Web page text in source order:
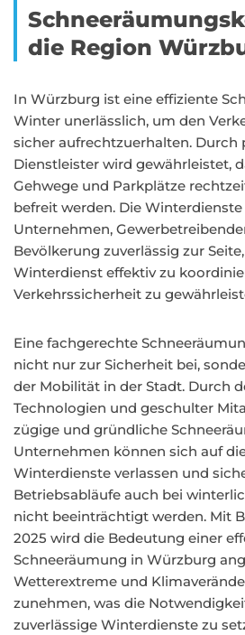
die Region
In Würzburg ist eine effiziente
Winter unerlässlich, um den
sicher aufrechtzuerhalten. Durch
Dienstleister wird gewährleistet,
Gehwege und Parkplätze
befreit werden. Die
Unternehmen,
Bevölkerung zuverlässig zur
Winterdienst effektiv zu
Verkehrssicherheit zu
Eine fachgerechte
nicht nur zur Sicherheit bei,
der Mobilität in der Stadt. Durch
Technologien und geschulter
zügige und gründliche
Unternehmen können sich auf
Winterdienste verlassen und
Betriebsabläufe auch bei
nicht beeinträchtigt werden. Mit
2025 wird die Bedeutung einer
Schneeräumung in Würzburg
Wetterextreme und
zunehmen, was die
zuverlässige Winterdienste zu